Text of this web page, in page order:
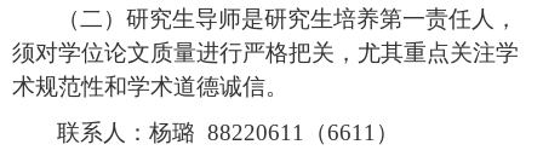
（二） 研究生导师是研究生培养第一责任人，
须对学位论文质量进行严格把关，尤其重点关注学
术规范性和学术道德诚信。
联系人：杨璐 88220611（6611）